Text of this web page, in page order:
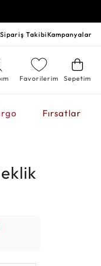
Sipariş TakibiKampanyalar
Sepetim
Favorilerim
Fırsatlar